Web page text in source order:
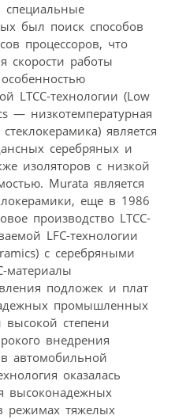
специальные
был поиск способов
процессоров, что
скорости работы
LTCC-технологии (Low
— низкотемпературная
является
серебряных и
изоляторов с низкой
Murata является
еще в 1986
производство LTCC-
LFC-технологии
с серебряными
материалы
подложек и плат
промышленных
высокой степени
внедрения
автомобильной
оказалась
высоконадежных
режимах тяжелых